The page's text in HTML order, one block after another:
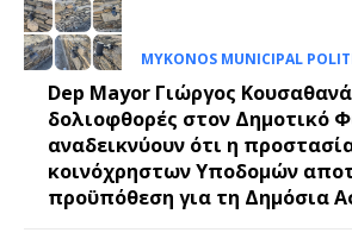
MYKONOS MUNICIPAL
Dep Mayor Γιώργος
δολιοφθορές στον Δημοτικό
αναδεικνύουν ότι η
κοινόχρηστων Υποδομών
προϋπόθεση για τη Δημόσια